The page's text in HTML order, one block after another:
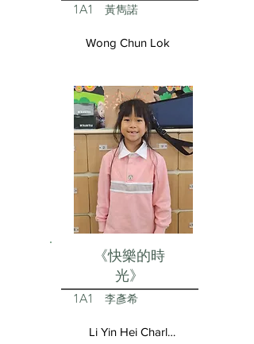
1A1 黃雋諾
Wong Chun Lok
《快樂的時
光》
1A1 李彥希
Li Yin Hei Charlotte